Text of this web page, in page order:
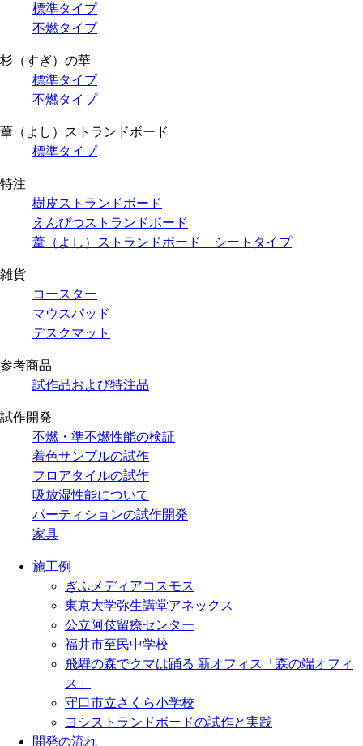
標準タイプ
不燃タイプ
杉（すぎ）の華
標準タイプ
不燃タイプ
葦（よし）ストランドボード
標準タイプ
特注
樹皮ストランドボード
えんぴつストランドボード
葦（よし）ストランドボード シートタイプ
雑貨
コースター
マウスパッド
デスクマット
参考商品
試作品および特注品
試作開発
不燃・準不燃性能の検証
着色サンプルの試作
フロアタイルの試作
吸放湿性能について
パーティションの試作開発
家具
施工例
ぎふメディアコスモス
東京大学弥生講堂アネックス
公立阿伎留療センター
福井市至民中学校
飛騨の森でクマは踊る 新オフィス「森の端オフィ
ス」
守口市立さくら小学校
ヨシストランドボードの試作と実践
開発の流れ